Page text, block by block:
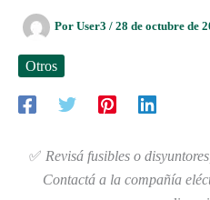
Por User3 / 28 de octubre de
Otros
✅ Revisá fusibles o
Contactá a la compañía